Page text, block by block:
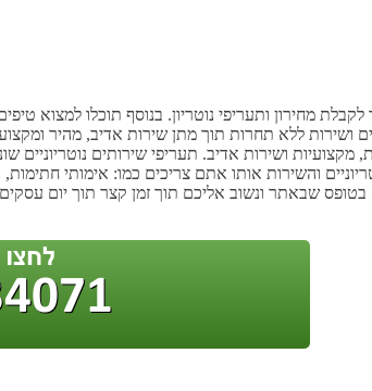
לקבלת מחירון ותעריפי נוטריון. בנוסף תוכלו
ושירות ללא תחרות תוך מתן שירות אדיב, מהיר
ושירות אדיב. תעריפי שירותים נוטריוניים
והשירות אותו אתם צריכים כמו: אימותי
שבאתר ונשוב אליכם תוך זמן קצר תוך יום עסקים.